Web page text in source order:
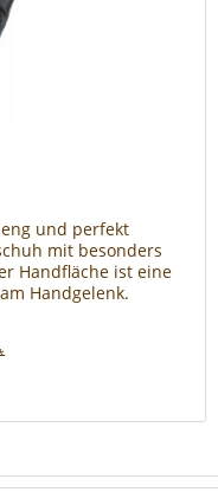
und perfekt
mit besonders
Handfläche ist eine
Handgelenk.